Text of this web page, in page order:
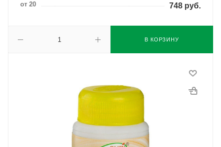
от 20 748 руб.
В КОРЗИНУ